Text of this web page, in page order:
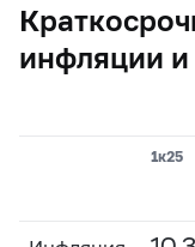
инфляции
1к25